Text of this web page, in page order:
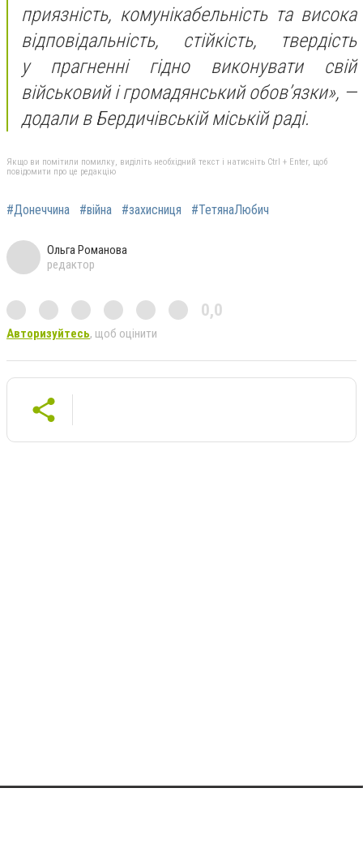
приязність, комунікабельність та висока
відповідальність, стійкість, твердість
у прагненні гідно виконувати свій
військовий і громадянський обов’язки», —
додали в Бердичівській міській раді.
Якщо ви помітили помилку, виділіть необхідний текст і натисніть Ctrl + Enter, щоб
повідомити про це редакцію
#Донеччина #війна #захисниця #ТетянаЛюбич
Ольга Романова
редактор
0,0
Авторизуйтесь, щоб оцінити